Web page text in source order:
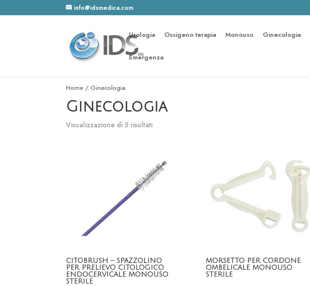
info@idsmedica.com
Urologia Ossigeno terapia Monouso Ginecologia
Emergenza
Home / Ginecologia
Ginecologia
Visualizzazione di 5 risultati
CITOBRUSH – SPAZZOLINO
PER PRELIEVO CITOLOGICO
ENDOCERVICALE MONOUSO
STERILE
MORSETTO PER CORDONE
OMBELICALE MONOUSO
STERILE